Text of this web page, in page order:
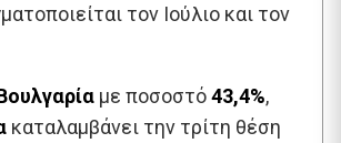
τον Ιούλιο και τον
με ποσοστό43,4%,
καταλαμβάνει την τρίτη θέση